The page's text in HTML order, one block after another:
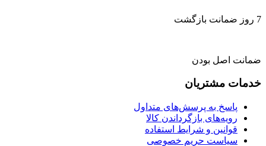
7 روز ضمانت بازگشت
ضمانت اصل بودن
خدمات مشتریان
پاسخ به پرسش‌های متداول
رویه‌های بازگرداندن کالا
قوانین و شرایط استفاده
سیاست حریم خصوصی